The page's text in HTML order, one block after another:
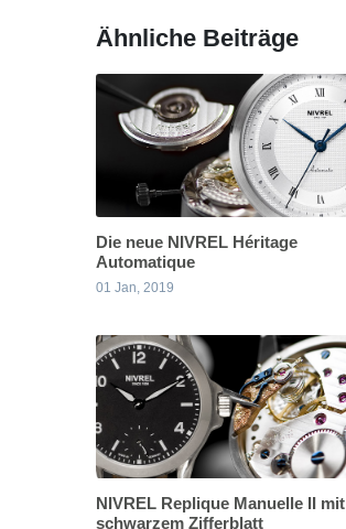
Ähnliche Beiträge
Die neue NIVREL Héritage
Automatique
01 Jan, 2019
NIVREL Replique Manuelle II mit
schwarzem Zifferblatt